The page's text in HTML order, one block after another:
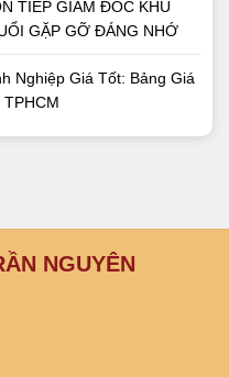
TIẾP GIÁM ĐỐC KHU
GẶP GỠ ĐÁNG NHỚ
Nghiệp Giá Tốt: Bảng Giá
NGUYÊN